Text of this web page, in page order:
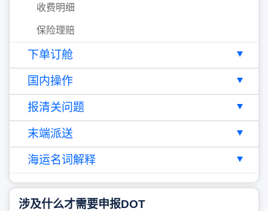
收费明细
保险理赔
下单订舱
国内操作
报清关问题
末端派送
海运名词解释
涉及什么才需要申报DOT